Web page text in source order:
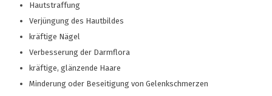
Hautstraffung
Verjüngung des Hautbildes
kräftige Nägel
Verbesserung der Darmflora
kräftige, glänzende Haare
Minderung oder Beseitigung von Gelenkschmerzen